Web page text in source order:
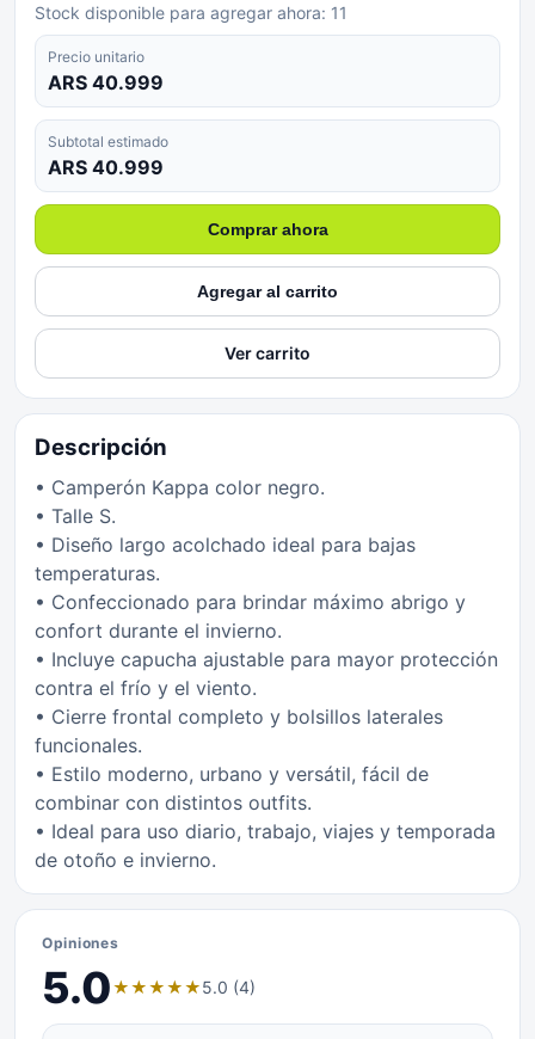
Stock disponible para agregar ahora: 11
Precio unitario
ARS 40.999
Subtotal estimado
ARS 40.999
Comprar ahora
Agregar al carrito
Ver carrito
Descripción
• Camperón Kappa color negro.
• Talle S.
• Diseño largo acolchado ideal para bajas
temperaturas.
• Confeccionado para brindar máximo abrigo y
confort durante el invierno.
• Incluye capucha ajustable para mayor protección
contra el frío y el viento.
• Cierre frontal completo y bolsillos laterales
funcionales.
• Estilo moderno, urbano y versátil, fácil de
combinar con distintos outfits.
• Ideal para uso diario, trabajo, viajes y temporada
de otoño e invierno.
Opiniones
5.0★★★★★5.0 (4)